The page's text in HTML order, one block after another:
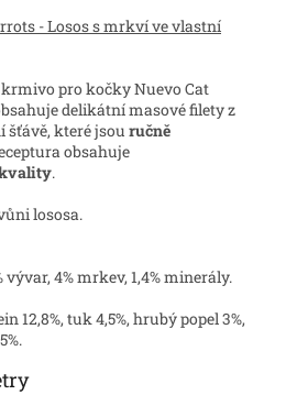
-Losos s mrkví ve vlastní
pro kočky Nuevo Cat
delikátní masové filety z
šťávě, kteréjsou ručně
obsahuje
.
lososa.
vývar, 4% mrkev, 1,4% minerály.
12,8%, tuk 4,5%, hrubý popel 3%,